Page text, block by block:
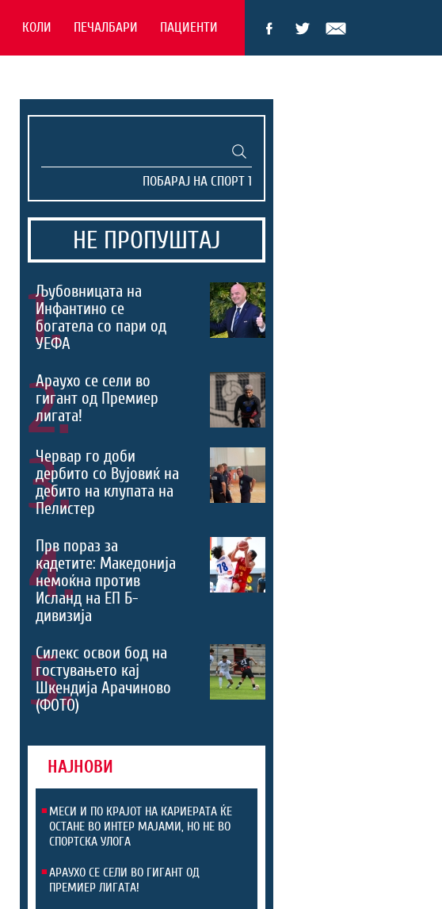
КОЛИ ПЕЧАЛБАРИ ПАЦИЕНТИ
НЕ ПРОПУШТАЈ
1.
Љубовницата на
Инфантино се
богатела со пари од
УЕФА
2.
Араухо се сели во
гигант од Премиер
лигата!
3.
Червар го доби
дербито со Вујовиќ на
дебито на клупата на
Пелистер
4.
Прв пораз за
кадетите: Македонија
немоќна против
Исланд на ЕП Б-
дивизија
5.
Силекс освои бод на
гостувањето кај
Шкендија Арачиново
(ФОТО)
НАЈНОВИ
МЕСИ И ПО КРАЈОТ НА КАРИЕРАТА ЌЕ
ОСТАНЕ ВО ИНТЕР МАЈАМИ, НО НЕ ВО
СПОРТСКА УЛОГА
АРАУХО СЕ СЕЛИ ВО ГИГАНТ ОД
ПРЕМИЕР ЛИГАТА!